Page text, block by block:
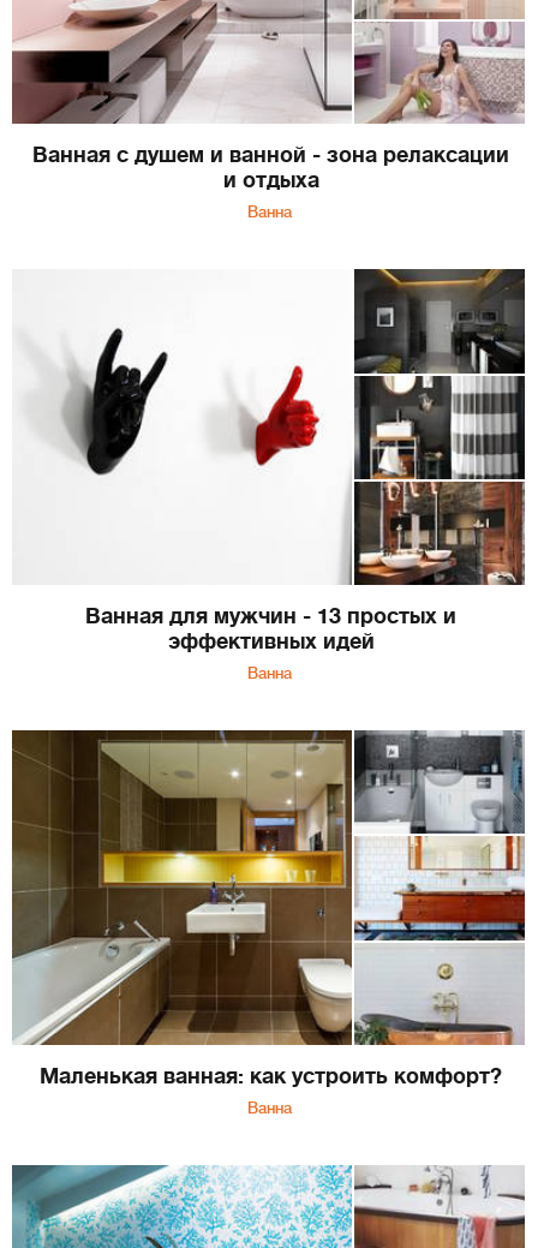
Ванная с душем и ванной - зона релаксации
и отдыха
Ванна
Ванная для мужчин - 13 простых и
эффективных идей
Ванна
Маленькая ванная: как устроить комфорт?
Ванна